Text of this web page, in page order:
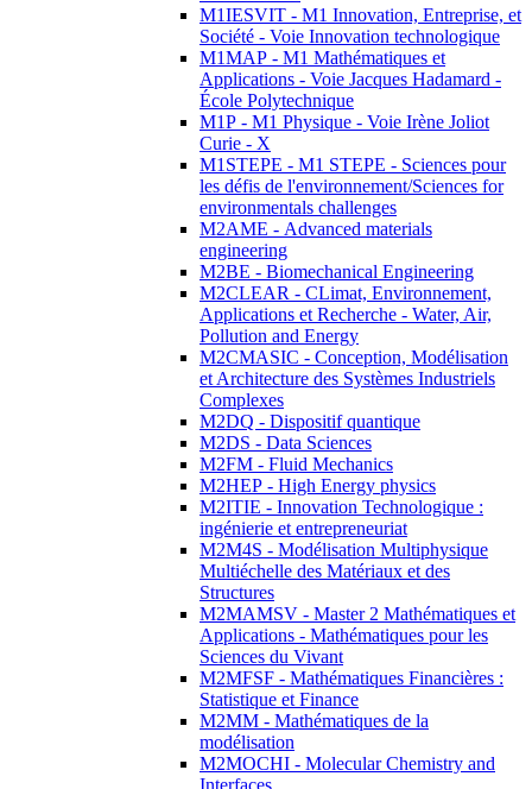
M1IESVIT - M1 Innovation, Entreprise, et
Société - Voie Innovation technologique
M1MAP - M1 Mathématiques et
Applications - Voie Jacques Hadamard -
École Polytechnique
M1P - M1 Physique - Voie Irène Joliot
Curie - X
M1STEPE - M1 STEPE - Sciences pour
les défis de l'environnement/Sciences for
environmentals challenges
M2AME - Advanced materials
engineering
M2BE - Biomechanical Engineering
M2CLEAR - CLimat, Environnement,
Applications et Recherche - Water, Air,
Pollution and Energy
M2CMASIC - Conception, Modélisation
et Architecture des Systèmes Industriels
Complexes
M2DQ - Dispositif quantique
M2DS - Data Sciences
M2FM - Fluid Mechanics
M2HEP - High Energy physics
M2ITIE - Innovation Technologique :
ingénierie et entrepreneuriat
M2M4S - Modélisation Multiphysique
Multiéchelle des Matériaux et des
Structures
M2MAMSV - Master 2 Mathématiques et
Applications - Mathématiques pour les
Sciences du Vivant
M2MFSF - Mathématiques Financières :
Statistique et Finance
M2MM - Mathématiques de la
modélisation
M2MOCHI - Molecular Chemistry and
Interfaces